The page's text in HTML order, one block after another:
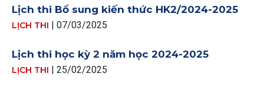
Lịch thi Bổ sung kiến thức HK2/2024-2025
LỊCH THI | 07/03/2025
Lịch thi học kỳ 2 năm học 2024-2025
LỊCH THI | 25/02/2025